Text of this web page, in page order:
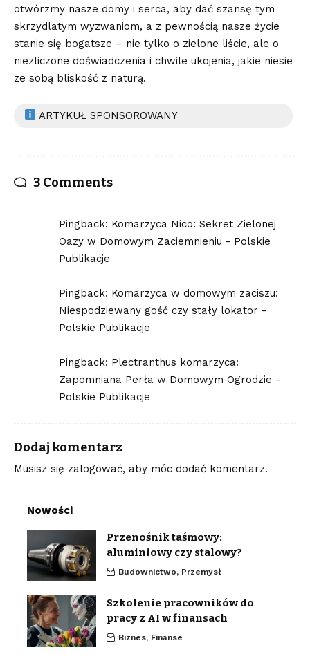
otwórzmy nasze domy i ‌serca, aby dać szansę tym
skrzydlatym wyzwaniom, a z⁢ pewnością ‍nasze życie
stanie się bogatsze – nie tylko o zielone liście, ale o
niezliczone doświadczenia i‍ chwile ukojenia, jakie niesie
ze sobą bliskość z naturą.
ARTYKUŁ SPONSOROWANY
3 Comments
Pingback: Komarzyca Nico: Sekret Zielonej
Oazy w Domowym Zaciemnieniu - Polskie
Publikacje
Pingback: Komarzyca w domowym zaciszu:
Niespodziewany gość czy stały lokator -
Polskie Publikacje
Pingback: Plectranthus komarzyca:
Zapomniana Perła w Domowym Ogrodzie -
Polskie Publikacje
Dodaj komentarz
Musisz się zalogować, aby móc dodać komentarz.
Nowości
Przenośnik taśmowy:
aluminiowy czy stalowy?
Budownictwo, Przemysł
Szkolenie pracowników do
pracy z AI w finansach
Biznes, Finanse